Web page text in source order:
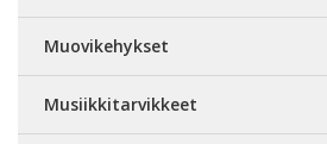
Muovikehykset
Musiikkitarvikkeet